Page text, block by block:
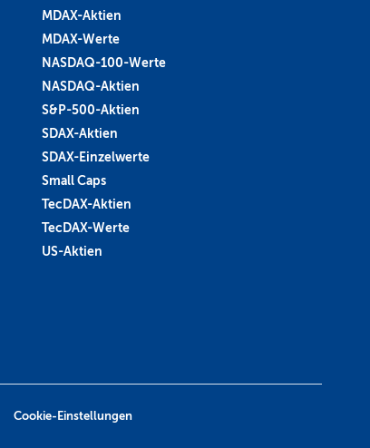
MDAX-Aktien
MDAX-Werte
NASDAQ-100-Werte
NASDAQ-Aktien
S&P-500-Aktien
SDAX-Aktien
SDAX-Einzelwerte
Small Caps
TecDAX-Aktien
TecDAX-Werte
US-Aktien
Cookie-Einstellungen